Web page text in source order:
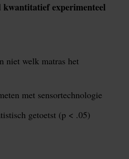
kwantitatief experimenteel
niet welk matras het
met sensortechnologie
getoetst (p < .05)